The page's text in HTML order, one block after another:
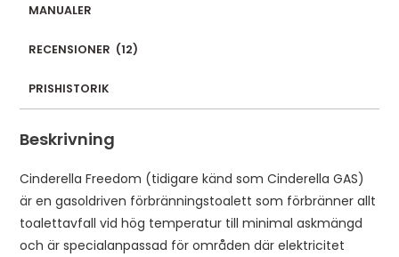
o
i
t
h
e
w
MANUALER
RECENSIONER (12)
PRISHISTORIK
Beskrivning
Cinderella Freedom (tidigare känd som Cinderella GAS)
är en gasoldriven förbränningstoalett som förbränner allt
toalettavfall vid hög temperatur till minimal askmängd
och är specialanpassad för områden där elektricitet